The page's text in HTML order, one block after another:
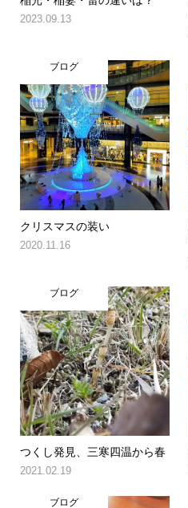
2023.09.13
ブログ
クリスマスの装い
2020.11.16
ブログ
つくし発見、三寒四温から春
2021.02.19
ブログ